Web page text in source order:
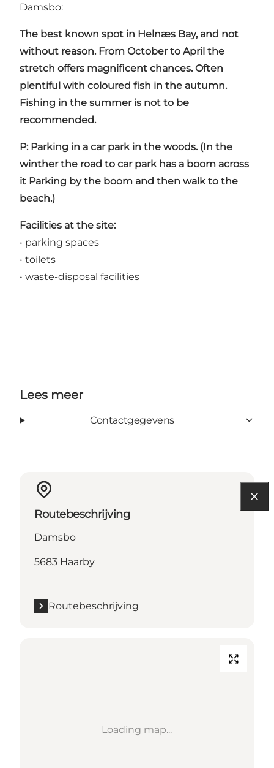
Damsbo:
The best known spot in Helnæs Bay, and not
without reason. From October to April the
stretch offers magnificent chances. Often
plentiful with coloured fish in the autumn.
Fishing in the summer is not to be
recommended.
P: Parking in a car park in the woods. (In the
winther the road to car park has a boom across
it Parking by the boom and then walk to the
beach.)
Facilities at the site:
• parking spaces
• toilets
• waste-disposal facilities
Lees meer
Contactgegevens
Routebeschrijving
Damsbo
5683 Haarby
Routebeschrijving
Loading map...